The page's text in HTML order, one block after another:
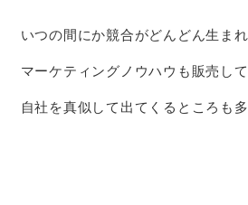
いつの間にか競合がどんどん生まれ
マーケティングノウハウも販売して
自社を真似して出てくるところも多